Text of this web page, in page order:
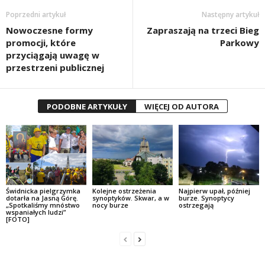
Poprzedni artykuł
Nowoczesne formy
promocji, które
przyciągają uwagę w
przestrzeni publicznej
Następny artykuł
Zapraszają na trzeci Bieg
Parkowy
PODOBNE ARTYKUŁY WIĘCEJ OD AUTORA
Świdnicka pielgrzymka
dotarła na Jasną Górę.
„Spotkaliśmy mnóstwo
wspaniałych ludzi”
[FOTO]
Kolejne ostrzeżenia
synoptyków. Skwar, a w
nocy burze
Najpierw upał, później
burze. Synoptycy
ostrzegają